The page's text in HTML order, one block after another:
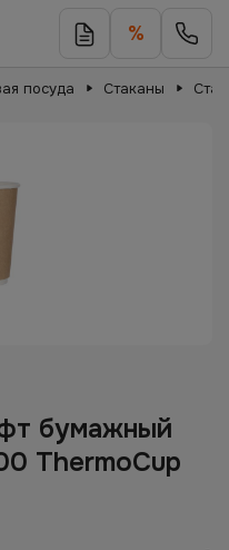
%
посуда Стаканы
бумажный
ThermoCup